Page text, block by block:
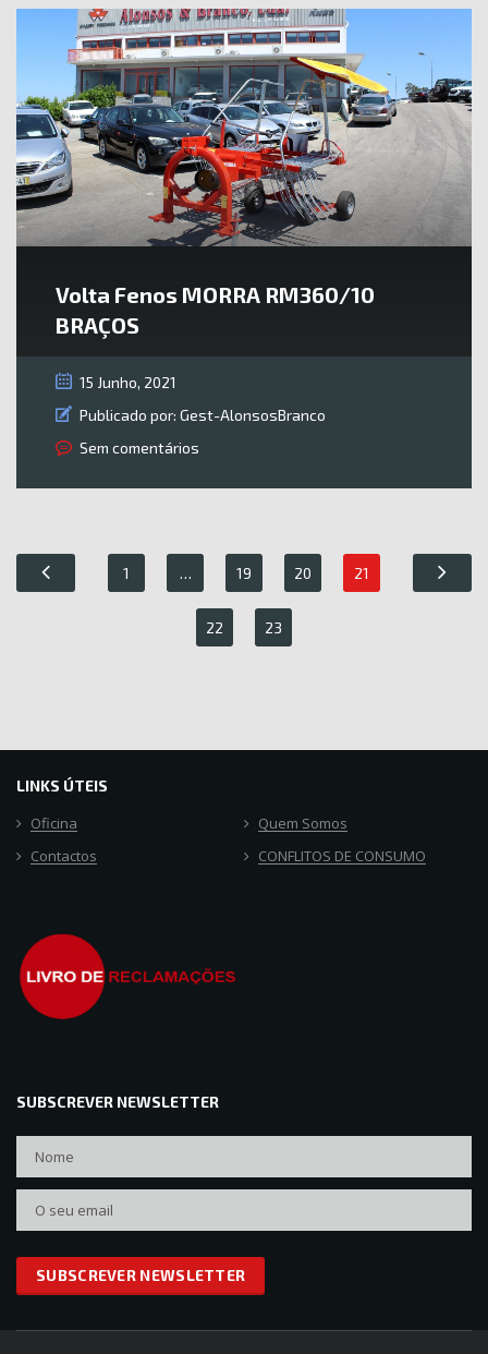
Volta Fenos MORRA RM360/10
BRAÇOS
15 Junho, 2021
Publicado por: Gest-AlonsosBranco
Sem comentários
1 … 19 20 21
22 23
LINKS ÚTEIS
Oficina
Quem Somos
Contactos
CONFLITOS DE CONSUMO
SUBSCREVER NEWSLETTER